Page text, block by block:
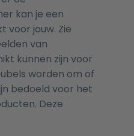
kan je een
voor jouw. Zie
van
kunnen zijn voor
worden om of
bedoeld voor het
Deze